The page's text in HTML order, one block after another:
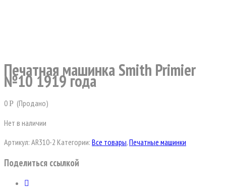
Печатная машинка Smith Primier
№10 1919 года
0Р (Продано)
Нет в наличии
Артикул: AR310-2 Категории: Все товары,Печатные машинки
Поделиться ссылкой